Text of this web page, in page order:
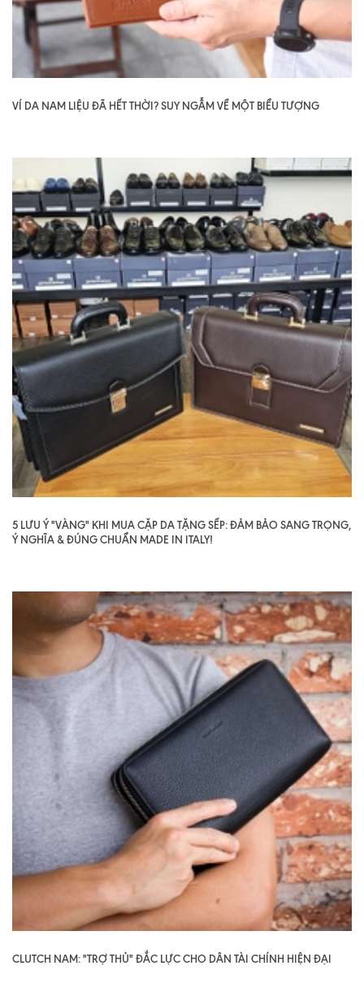
VÍ DA NAM LIỆU ĐÃ HẾT THỜI? SUY NGẪM VỀ MỘT BIỂU TƯỢNG
5 LƯU Ý "VÀNG" KHI MUA CẶP DA TẶNG SẾP: ĐẢM BẢO SANG TRỌNG,
Ý NGHĨA & ĐÚNG CHUẨN MADE IN ITALY!
CLUTCH NAM: "TRỢ THỦ" ĐẮC LỰC CHO DÂN TÀI CHÍNH HIỆN ĐẠI